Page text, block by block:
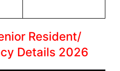
Resident/
Details 2026